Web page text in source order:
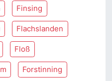
Finsing
Flachslanden
Floß
Forstinning